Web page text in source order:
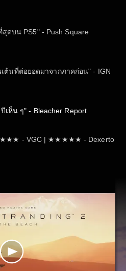
ดบน PS5" - Push Square
ต้นที่ต่อยอดมาจากภาคก่อน" - IGN
เห็น ๆ" - Bleacher Report
- VGC | ★★★★★ - Dexerto